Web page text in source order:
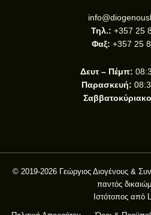
Τηλ.: +357 25
Φαξ: +357 25
Δευτ – Πέμπ:
Παρασκευή:
© 2019-2026 Γεώργιος Διογένους &
παντός
Ιστότοπος από